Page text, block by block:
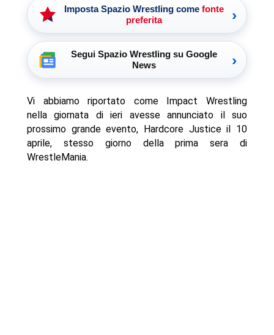
Imposta Spazio Wrestling come fonte
preferita
›
Segui Spazio Wrestling su Google
News
›
Vi abbiamo riportato come Impact Wrestling
nella giornata di ieri avesse annunciato il suo
prossimo grande evento, Hardcore Justice il 10
aprile, stesso giorno della prima sera di
WrestleMania.